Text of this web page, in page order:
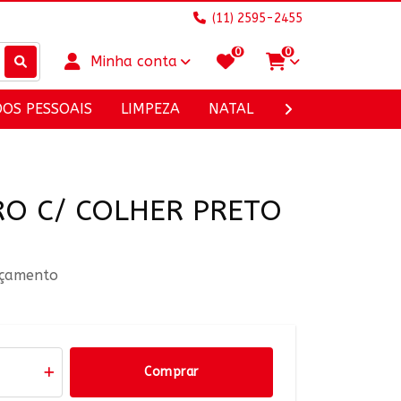
(11) 2595-2455
Minha conta
0 0
PESSOAIS LIMPEZA NATAL UTILIDADES
C/ COLHER PRETO
Comprar